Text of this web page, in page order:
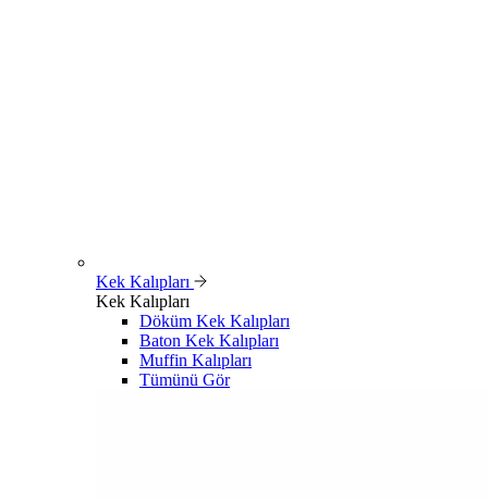
Kek Kalıpları
Kek Kalıpları
Döküm Kek Kalıpları
Baton Kek Kalıpları
Muffin Kalıpları
Tümünü Gör